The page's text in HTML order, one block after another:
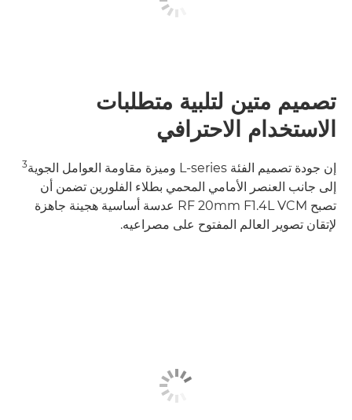
تصميم متين لتلبية متطلبات
الاستخدام الاحترافي
إن جودة تصميم الفئة L-series وميزة مقاومة العوامل الجوية 3
إلى جانب العنصر الأمامي المحمي بطلاء الفلورين تضمن أن
تصبح RF 20mm F1.4L VCM عدسة أساسية هجينة جاهزة
لإتقان تصوير العالم المفتوح على مصراعيه.